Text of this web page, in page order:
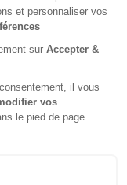
- Service
magazine
journée en
Androïd Auto)